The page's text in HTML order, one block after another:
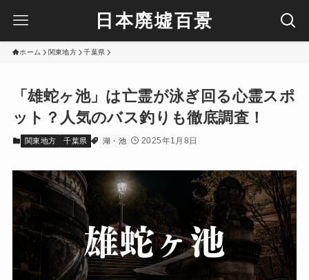
日本廃墟百景
ホーム 関東地方 千葉県
「雄蛇ヶ池」は亡霊が泳ぎ回る心霊スポ
ット？人気のバス釣りも徹底調査！
関東地方 千葉県 湖・池 2025年1月8日